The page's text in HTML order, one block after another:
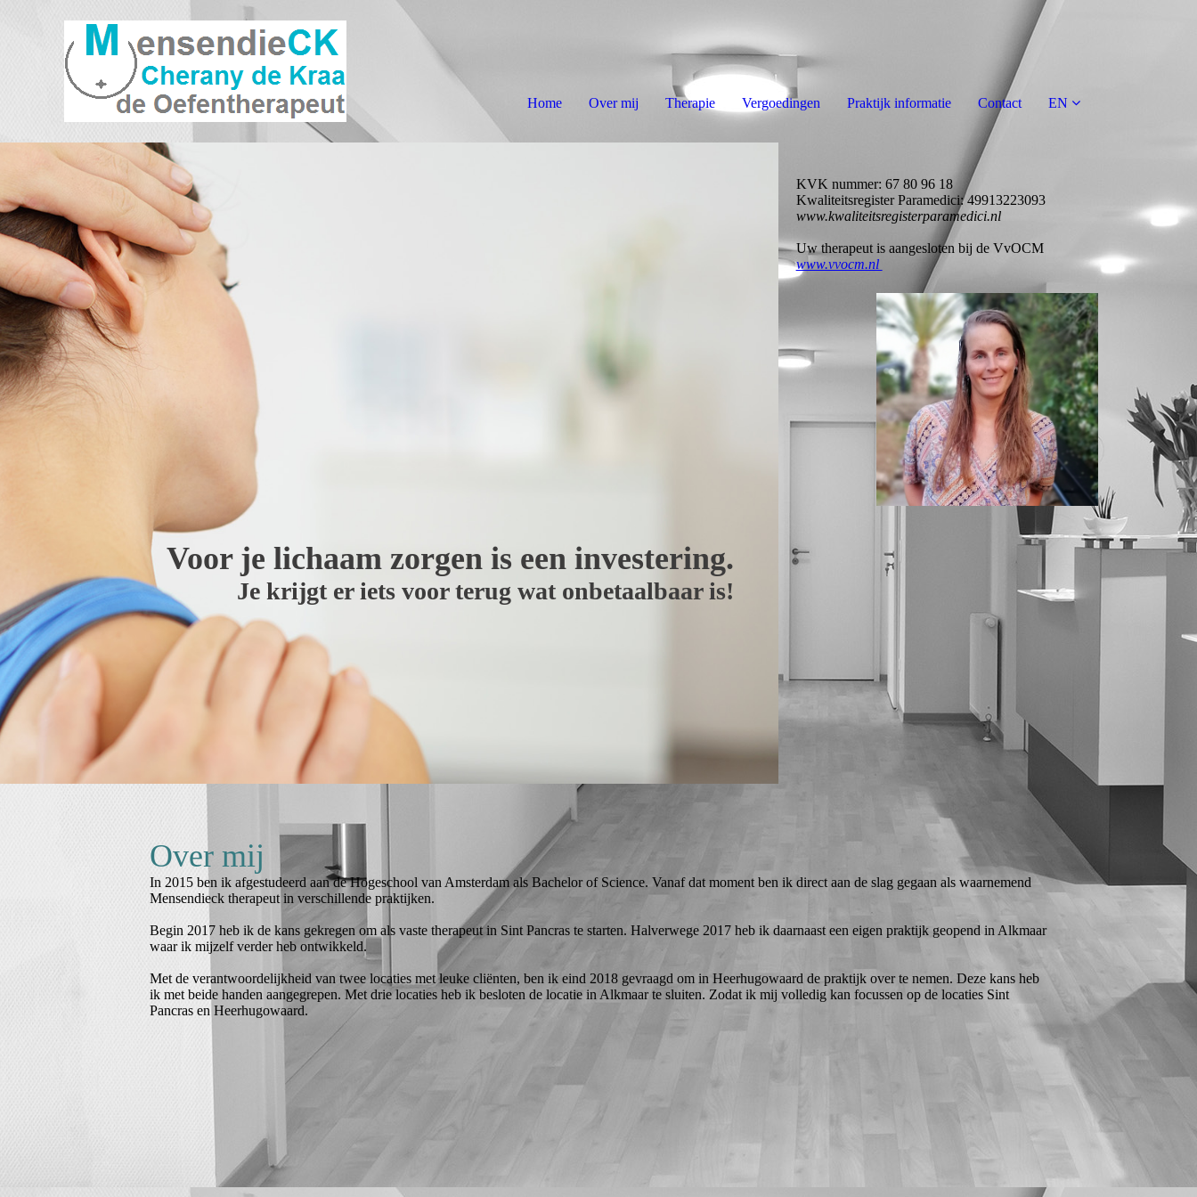
Home Over mij Therapie Vergoedingen Praktijk informatie Contact EN
Voor je lichaam zorgen is een investering.
Je krijgt er iets voor terug wat onbetaalbaar is!
KVK nummer: 67 80 96 18
Kwaliteitsregister Paramedici:49913223093
www.kwaliteitsregisterparamedici.nl
Uw therapeut is aangesloten bij de VvOCM
www.vvocm.nl
Over mij
In 2015 ben ik afgestudeerd aan de Hogeschool van Amsterdam als Bachelor of Science. Vanaf dat moment ben ik direct aan de slag gegaan als waarnemend
Mensendieck therapeut in verschillende praktijken.
Begin 2017 heb ik de kans gekregen om als vaste therapeut in Sint Pancras te starten. Halverwege 2017 heb ik daarnaast een eigen praktijk geopend in Alkmaar
waar ik mijzelf verder heb ontwikkeld.
Met de verantwoordelijkheid van twee locaties met leuke cliënten, ben ik eind 2018 gevraagd om in Heerhugowaard de praktijk over te nemen. Deze kans heb
ik met beide handen aangegrepen. Met drie locaties heb ik besloten de locatie in Alkmaar te sluiten. Zodat ik mij volledig kan focussen op de locaties Sint
Pancras en Heerhugowaard.